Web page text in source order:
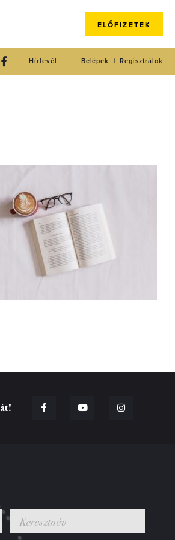
ELŐFIZETEK
Regisztrálok
Belépek
Hírlevél